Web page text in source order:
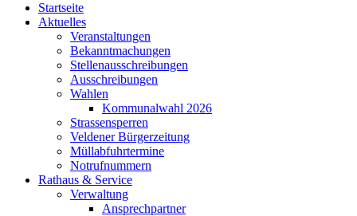
Startseite
Aktuelles
Veranstaltungen
Bekanntmachungen
Stellenausschreibungen
Ausschreibungen
Wahlen
Kommunalwahl 2026
Strassensperren
Veldener Bürgerzeitung
Müllabfuhrtermine
Notrufnummern
Rathaus & Service
Verwaltung
Ansprechpartner